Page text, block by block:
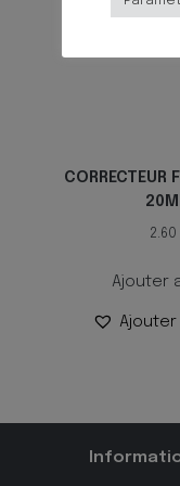
CORRECTEUR
2.60
Ajouter